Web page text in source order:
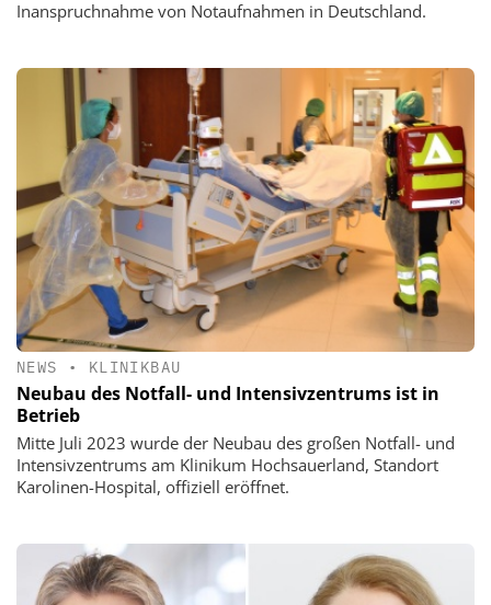
Inanspruchnahme von Notaufnahmen in Deutschland.
NEWS • KLINIKBAU
Neubau des Notfall- und Intensivzentrums ist in
Betrieb
Mitte Juli 2023 wurde der Neubau des großen Notfall- und
Intensivzentrums am Klinikum Hochsauerland, Standort
Karolinen-Hospital, offiziell eröffnet.